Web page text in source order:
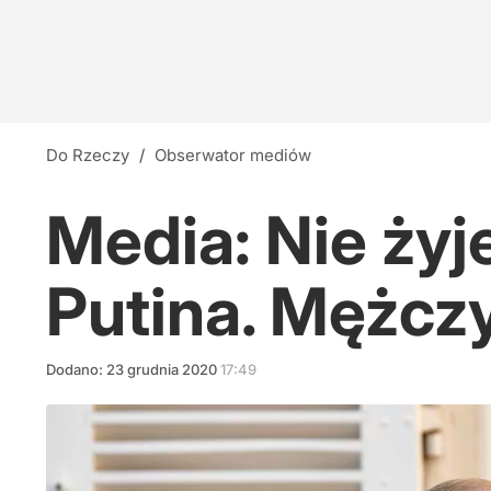
Nauczyciele z łapanki, czyli katastrofa
10
Rok prezydentury. Polacy wystawili ocenę
Do Rzeczy / Obserwator mediów
Media: Nie
Putina.
Dodano: 23grudnia 202017:49